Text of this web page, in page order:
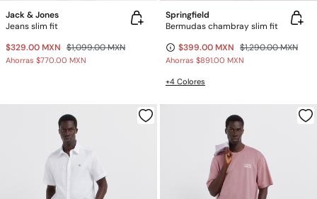
Jack & Jones
Jeans slim fit
$329.00 MXN $1,099.00 MXN
Ahorras $770.00 MXN
Springfield
Bermudas chambray slim fit
$399.00 MXN $1,290.00 MXN
Ahorras $891.00 MXN
+4 Colores